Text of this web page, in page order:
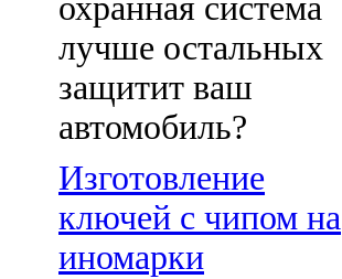
охранная система
лучше остальных
защитит ваш
автомобиль?
Изготовление
ключей с чипом на
иномарки